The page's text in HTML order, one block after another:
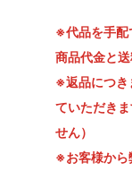
※代品を手配
商品代金と
※返品につき
ていただき
せん）
※お客様から